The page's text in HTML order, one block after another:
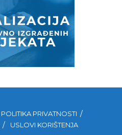
POLITIKA PRIVATNOSTI
USLOVI KORIŠTENJA